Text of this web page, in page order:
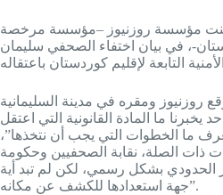
مؤسسة روزنيوز –مؤسسة مرخصة
، في بيان اختفاء الصحفي سليمان
روزنيوز ومقره في مدينة السليمانية
يخبرنا ما المادة القانونية التي اعتقل
ما الخطوات التي يجب أن نتخذها”،
ذات الصلة، نقابة الصحفيين وحكومة
الحدودي بشكل رسمي، لكن لم تبد أية
جهة استعدادها للكشف عن مكانه”.